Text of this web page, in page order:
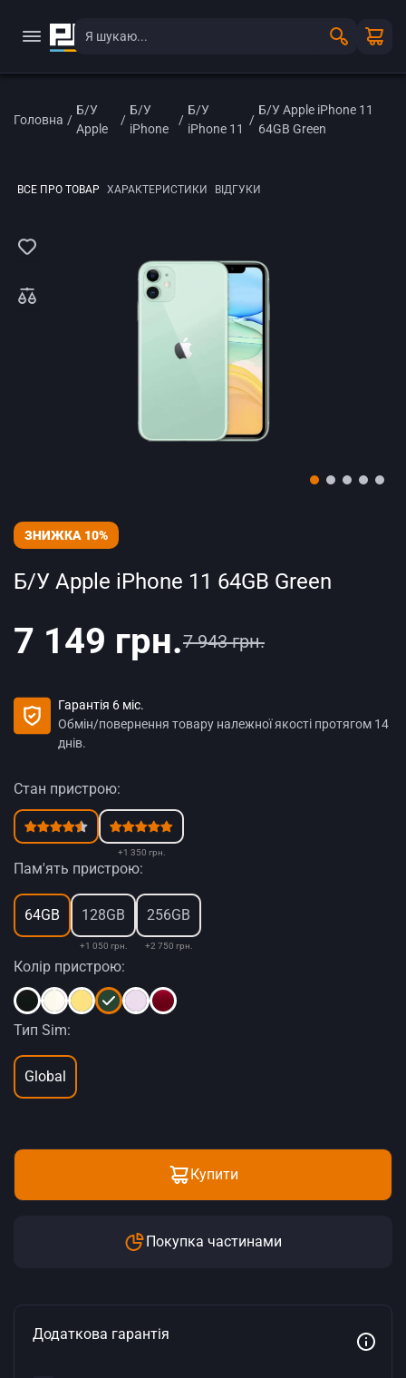
Головна /
Б/У
Apple
/
Б/У
iPhone
/
Б/У
iPhone 11
/
Б/У Apple iPhone 11
64GB Green
ВСЕ ПРО ТОВАР ХАРАКТЕРИСТИКИ ВІДГУКИ
ЗНИЖКА 10%
Б/У Apple iPhone 11 64GB Green
7 149 грн.7 943 грн.
Гарантія 6 міс.
Обмін/повернення товару належної якості протягом 14
днів.
Стан пристрою:
+1 350 грн.
Пам'ять пристрою:
64GB 128GB
+1 050 грн.
256GB
+2 750 грн.
Колір пристрою:
Тип Sim:
Global
Купити
Покупка частинами
Додаткова гарантія